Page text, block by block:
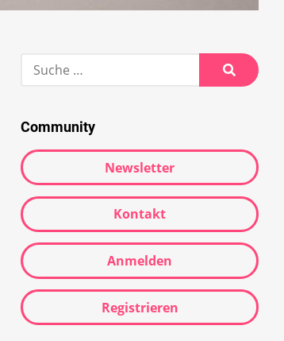
Suche
nach:
Suche
Community
Newsletter
Kontakt
Anmelden
Registrieren